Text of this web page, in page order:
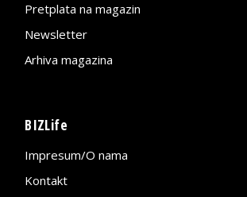
Pretplata na magazin
Newsletter
Arhiva magazina
BIZLife
Impresum/O nama
Kontakt